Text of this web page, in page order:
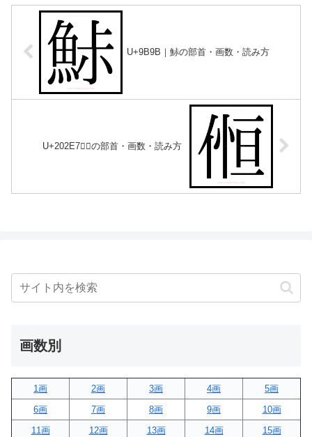
U+9B9B｜鮛の部首・画数・読み方
U+202E7｜𠋧の部首・画数・読み方
画数別
1画 2画 3画 4画
5画
6画
7画 8画 9画
10画
11画
12画 13画 14画
15画